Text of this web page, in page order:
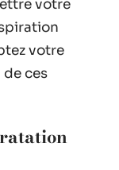
votre
votre
de ces